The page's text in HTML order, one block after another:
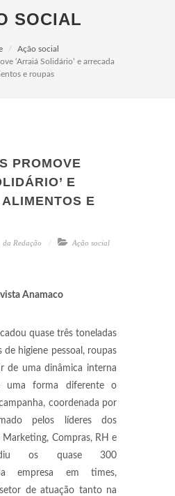
SOCIAL
Ação social
‘Arraiá Solidário’ e arrecada
e roupas
PROMOVE
E
E
da Redação Ação social
Anamaco
quase três toneladas
de higiene pessoal, roupas
de uma dinâmica interna
uma forma diferente o
coordenada por
pelos líderes dos
Compras, RH e
os quase 300
empresa em times,
de atuação tanto na